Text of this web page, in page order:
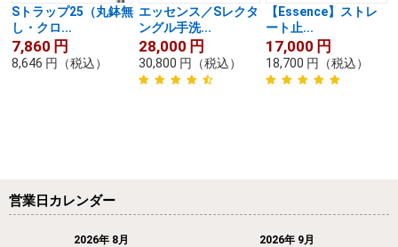
Sトラップ25（丸鉢無
し・クロ...
7,860 円
8,646 円 （税込）
エッセンス／Sレクタ
ングル手洗...
28,000 円
30,800 円 （税込）
【Essence】ストレ
ート止...
17,000 円
18,700 円 （税込）
営業日カレンダー
2026年 8月
2026年 9月